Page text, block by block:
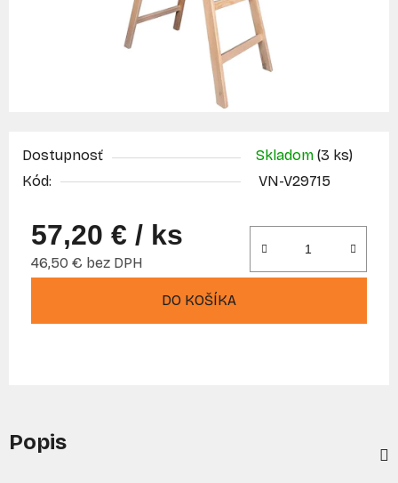
Dostupnosť Skladom (3 ks)
Kód:
VN-V29715
57,20 € / ks
46,50 € bez DPH
DO KOŠÍKA
Popis